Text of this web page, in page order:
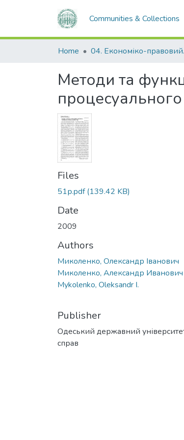
Communities & Collections
Home 04.
Методи та
Files
51р.pdf(139.42 KB)
Date
2009
Authors
Миколенко, Олександр Іванович
Миколенко, Александр Иванович
Mykolenko, Oleksandr I.
Publisher
Одеський державний
справ